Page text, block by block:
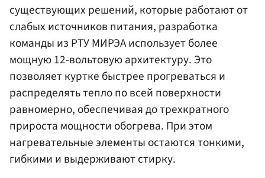
существующих решений, которые работают от
слабых источников питания, разработка
команды из РТУ МИРЭА использует более
мощную 12-вольтовую архитектуру. Это
позволяет куртке быстрее прогреваться и
распределять тепло по всей поверхности
равномерно, обеспечивая до трехкратного
прироста мощности обогрева. При этом
нагревательные элементы остаются тонкими,
гибкими и выдерживают стирку.